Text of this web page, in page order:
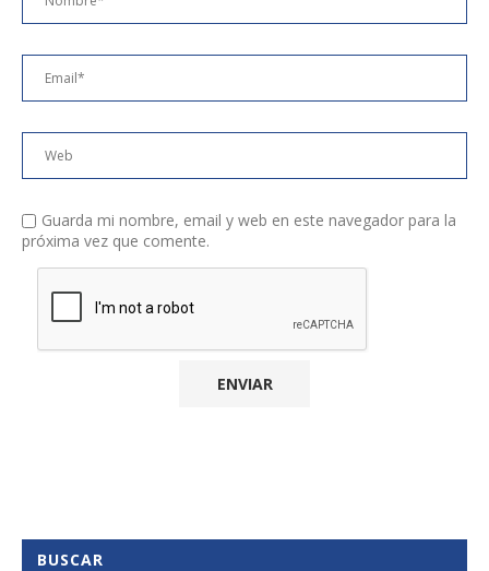
Guarda mi nombre, email y web en este navegador para la
próxima vez que comente.
BUSCAR